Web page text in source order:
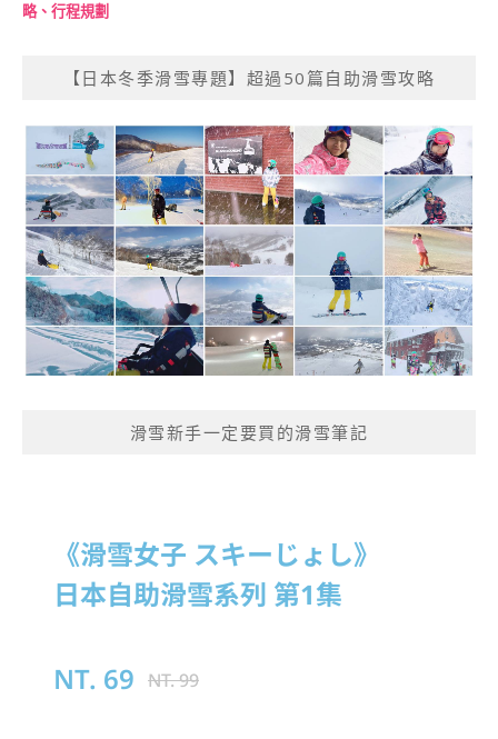
略、行程規劃
【日本冬季滑雪專題】超過50篇自助滑雪攻略
滑雪新手一定要買的滑雪筆記